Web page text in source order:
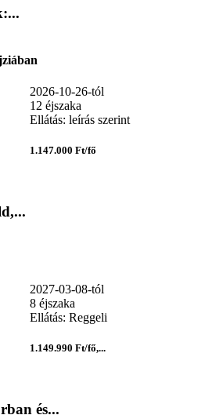
2026-10-26-tól
12 éjszaka
Ellátás: leírás szerint
1.147.000 Ft/fő
2027-03-08-tól
8 éjszaka
Ellátás: Reggeli
1.149.990 Ft/fő,...
és...